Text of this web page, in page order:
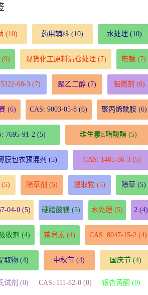
(10) 药用辅料 (10) 水处理 (10)
(9) 现货化工原料清仓处理 (7) 电镀 (7)
68-3(7) 聚乙二醇(7) 阻燃剂 (6)
(6) CAS: 9003-05-8 (6) 聚丙烯酰胺(6)
7695-91-2 (5) 维生素E醋酸酯(5)
膜包衣预混剂 (5) CAS: 1405-86-3(5)
(5) 除草剂 (5) 提取物(5) 除草(5)
04-0(5) 硬脂酸镁(5) 水处理 (5) 2 (4)
收剂 (4) 茶皂素 (4) CAS: 8047-15-2 (4)
取物 (4) 中秋节 (4) 国庆节(4)
试剂 (0) CAS: 111-82-0 (0) 银杏黄酮 (0)